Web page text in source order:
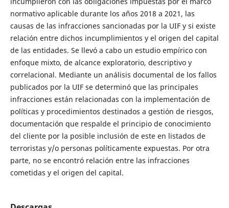
normativo aplicable durante los años 2018 a 2021, las
causas de las infracciones sancionadas por la UIF y si existe
relación entre dichos incumplimientos y el origen del capital
de las entidades. Se llevó a cabo un estudio empírico con
enfoque mixto, de alcance exploratorio, descriptivo y
correlacional. Mediante un análisis documental de los fallos
publicados por la UIF se determinó que las principales
infracciones están relacionadas con la implementación de
políticas y procedimientos destinados a gestión de riesgos,
documentación que respalde el principio de conocimiento
del cliente por la posible inclusión de este en listados de
terroristas y/o personas políticamente expuestas. Por otra
parte, no se encontró relación entre las infracciones
cometidas y el origen del capital.